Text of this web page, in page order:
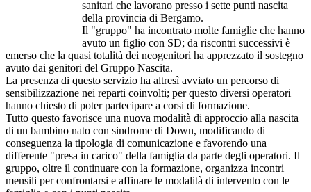
sanitari che lavorano presso i sette punti nascita
della provincia di Bergamo.
Il "gruppo" ha incontrato molte famiglie che hanno
avuto un figlio con SD; da riscontri successivi è
emerso che la quasi totalità dei neogenitori ha apprezzato il sostegno
avuto dai genitori del Gruppo Nascita.
La presenza di questo servizio ha altresì avviato un percorso di
sensibilizzazione nei reparti coinvolti; per questo diversi operatori
hanno chiesto di poter partecipare a corsi di formazione.
Tutto questo favorisce una nuova modalità di approccio alla nascita
di un bambino nato con sindrome di Down, modificando di
conseguenza la tipologia di comunicazione e favorendo una
differente "presa in carico" della famiglia da parte degli operatori. Il
gruppo, oltre il continuare con la formazione, organizza incontri
mensili per confrontarsi e affinare le modalità di intervento con le